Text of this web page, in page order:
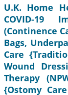
U.K. Home
COVID-19
(Continence
Bags,
Care
Wound
Therapy
{Ostomy